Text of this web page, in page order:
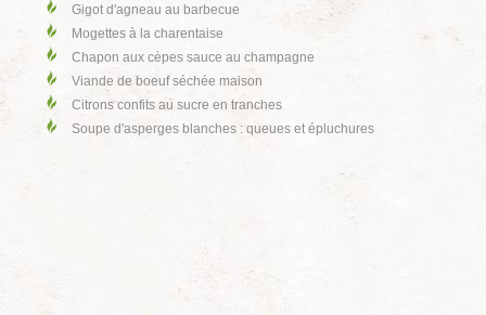
Gigot d'agneau au barbecue
Mogettes à la charentaise
Chapon aux cèpes sauce au champagne
Viande de boeuf séchée maison
Citrons confits au sucre en tranches
Soupe d'asperges blanches : queues et épluchures